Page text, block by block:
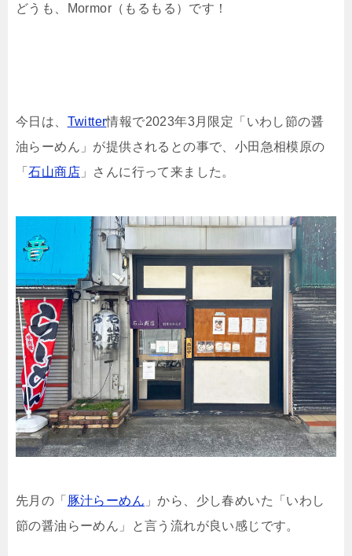
どうも、Mormor（もるもる）です！
今日は、 Twitter情報で2023年3月限定「いわし節の醤
油らーめん」が提供されるとの事で、小田急相模原の
「石山商店 」さんに行って来ました。
先月の「 豚汁らーめん 」から、少し春めいた「いわし
節の醤油らーめん」と言う流れが良い感じです。